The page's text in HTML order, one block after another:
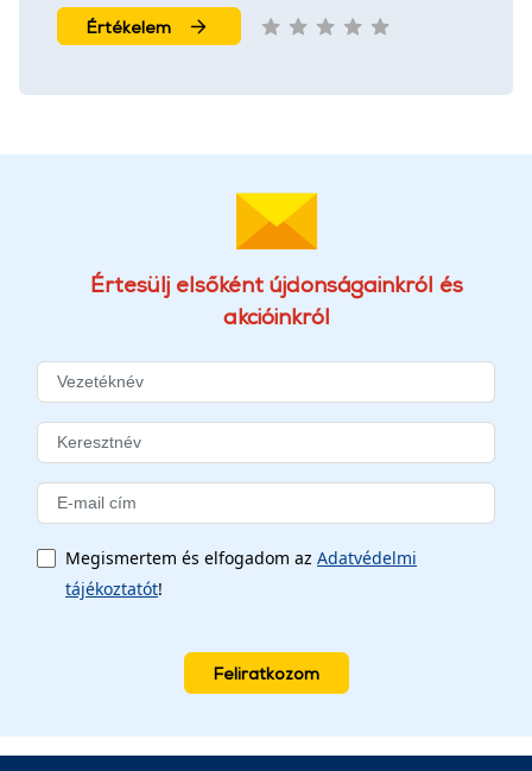
További információk:ÁSZF
Értékelem
Értesülj elsőként újdonságainkról és
akcióinkról
Megismertem és elfogadom az Adatvédelmi
tájékoztatót!
Feliratkozom